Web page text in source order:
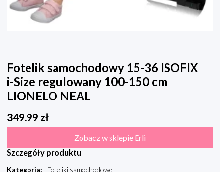
Fotelik samochodowy 15-36 ISOFIX
i-Size regulowany 100-150 cm
LIONELO NEAL
349.99 zł
Zobacz w sklepie Erli
Szczegóły produktu
Kategoria:
Foteliki samochodowe